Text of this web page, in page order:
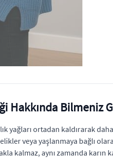
Hakkında Bilmeniz
yağları ortadan kaldırarak
veya yaşlanmaya bağlı
kalmaz, aynı zamanda karın